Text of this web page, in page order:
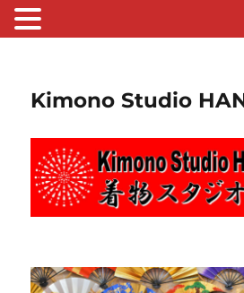
Kimono Studio